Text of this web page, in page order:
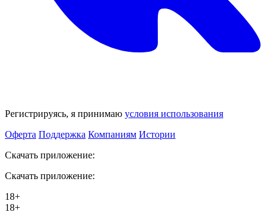
Регистрируясь, я принимаю условия использования
Оферта Поддержка Компаниям Истории
Скачать приложение:
Скачать приложение:
18+
18+